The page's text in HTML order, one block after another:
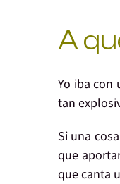
A
Yo iba con
tan
Si una
que
que canta